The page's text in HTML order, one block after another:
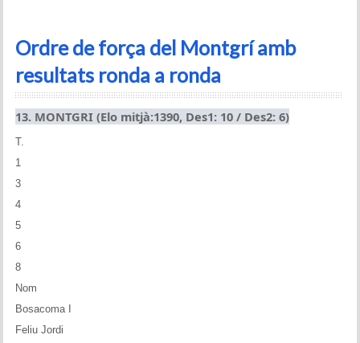
Ordre de força del Montgrí amb
resultats ronda a ronda
13. MONTGRI (Elo mitjà:1390, Des1: 10 / Des2: 6)
T.
1
3
4
5
6
8
Nom
Bosacoma I
Feliu Jordi